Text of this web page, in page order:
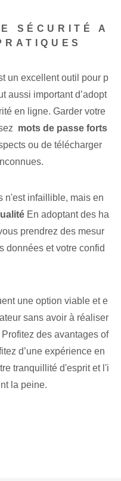
SÉCURITÉ A
un excellent outil pour p
aussi important d’adopt
en ligne. Garder votre
mots de passe forts
⁢ou de télécharger
n'est infaillible, mais en
En adoptant des ha
prendrez des mesur
données et votre confid
une option viable et e
sans avoir à réaliser
des avantages of
d’une expérience en
tranquillité d'esprit et l'i
la peine.